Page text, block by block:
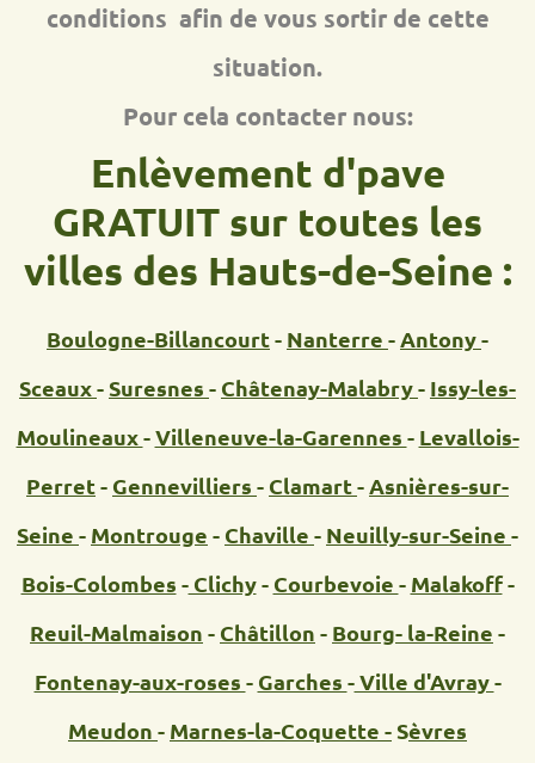
conditions afin de vous sortir de cette
situation.
Pour cela contacter nous:
Enlèvement d'pave
GRATUIT sur toutes les
villes des Hauts-de-Seine :
Boulogne-Billancourt- Nanterre -Antony-
Sceaux-Suresnes - Châtenay-Malabry- Issy-les-
Moulineaux-Villeneuve-la-Garennes - Levallois-
Perret- Gennevilliers - Clamart-Asnières-sur-
Seine - Montrouge - Chaville - Neuilly-sur-Seine -
Bois-Colombes -Clichy- Courbevoie - Malakoff-
Reuil-Malmaison - Châtillon - Bourg- la-Reine -
Fontenay-aux-roses - Garches -Ville d'Avray-
Meudon - Marnes-la-Coquette -Sèvres